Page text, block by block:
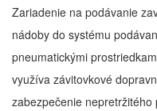
Zariadenie na podávanie
nádoby do systému
pneumatickými
využíva závitovkové
zabezpečenie